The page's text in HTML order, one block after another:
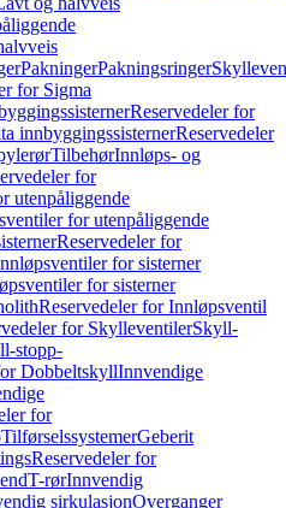
PakningerPakningsringer
for Sigma
Reservedeler for
innbyggingssisternerReservedeler
TilbehørInnløps- og
for
utenpåliggende
for utenpåliggende
Reservedeler for
for sisterner
for sisterner
Reservedeler for Innløpsventil
for SkylleventilerSkyll-
stopp-
DobbeltskyllInnvendige
for
TilførselssystemerGeberit
Reservedeler for
T-rørInnvendig
sirkulasjonOverganger